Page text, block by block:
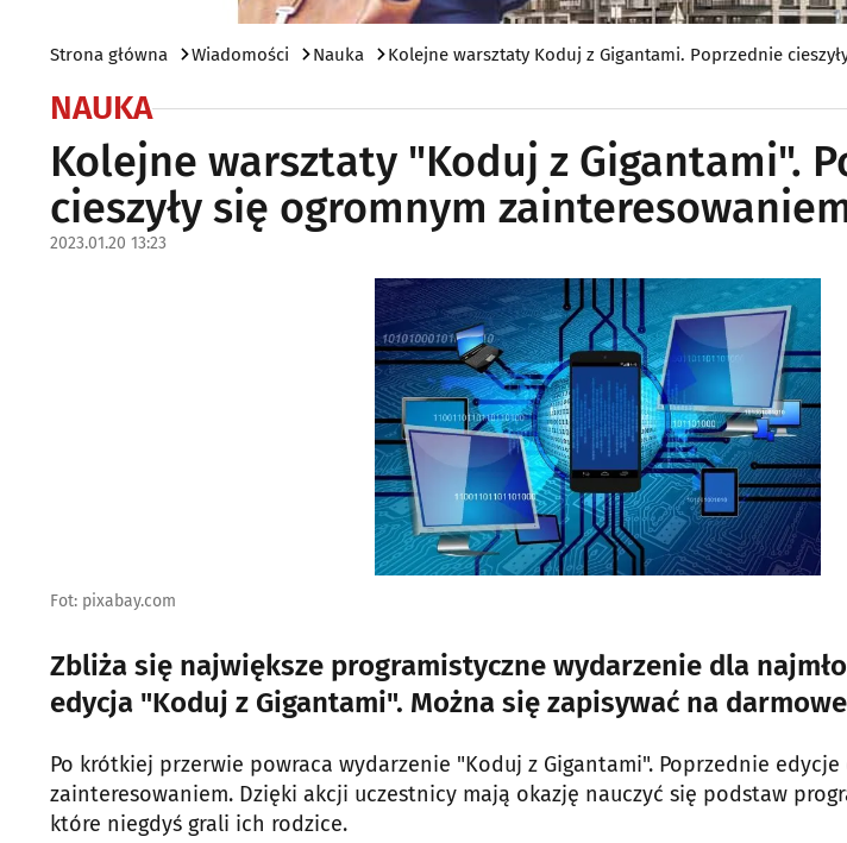
Strona główna Wiadomości Nauka Kolejne warsztaty Koduj z Gigantami. Poprzednie
NAUKA
Kolejne warsztaty "Koduj z Gigantami".
cieszyły się ogromnym
2023.01.20 13:23
Fot: pixabay.com
Zbliża się największe programistyczne wydarzenie dla
edycja "Koduj z Gigantami". Można się zapisywać na
Po krótkiej przerwie powraca wydarzenie "Koduj z Gigantami". Poprzednie edycje
zainteresowaniem. Dzięki akcji uczestnicy mają okazję nauczyć się podstaw
które niegdyś grali ich rodzice.